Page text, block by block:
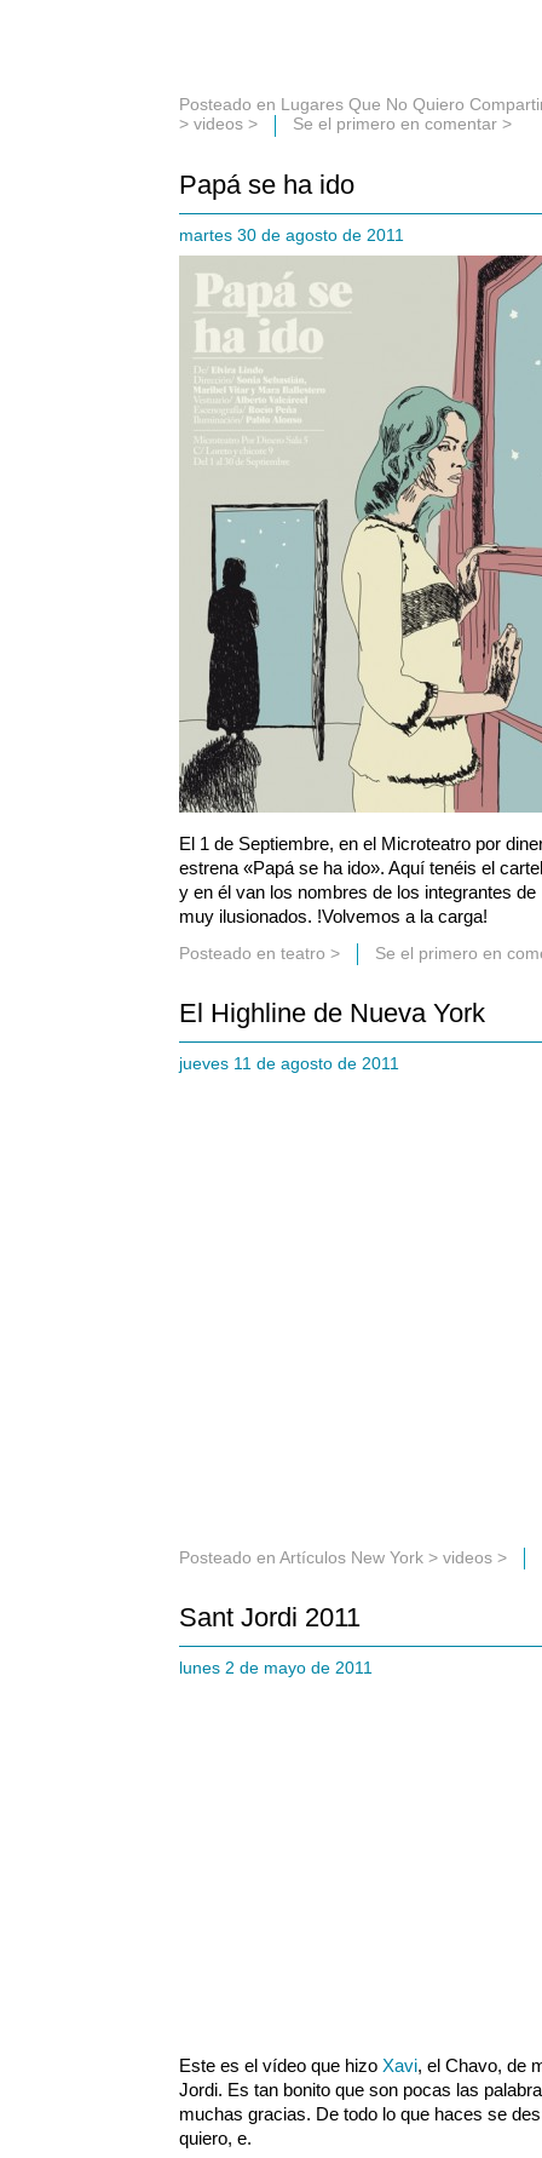
Posteado en Lugares Que No Quiero
> videos > Se el primero en comentar >
Papá se ha ido
martes 30 de agosto de 2011
El 1 de Septiembre, en el Microteatro por
estrena «Papá se ha ido». Aquí tenéis el
y en él van los nombres de los integrantes
muy ilusionados. !Volvemos a la carga!
Posteado en teatro > Se el primero en
El Highline de Nueva York
jueves 11 de agosto de 2011
Posteado en Artículos New York > videos >
Sant Jordi 2011
lunes 2 de mayo de 2011
Este es el vídeo que hizo Xavi, el Chavo, de
Jordi. Es tan bonito que son pocas las
muchas gracias. De todo lo que haces se
quiero, e.